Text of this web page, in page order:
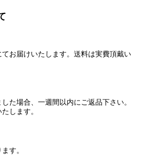
お届けいたします。送料は実費頂戴い
た場合、一週間以内にご返品下さい。
します。
す。